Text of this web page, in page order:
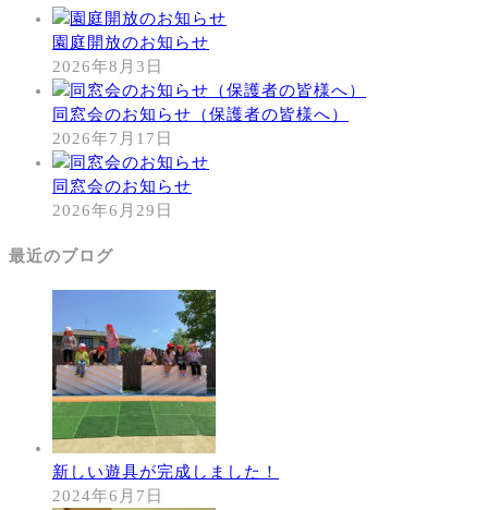
園庭開放のお知らせ
2026年8月3日
同窓会のお知らせ（保護者の皆様へ）
2026年7月17日
同窓会のお知らせ
2026年6月29日
最近のブログ
新しい遊具が完成しました！
2024年6月7日